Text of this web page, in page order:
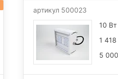
артикул 500023
10 Вт
1
5